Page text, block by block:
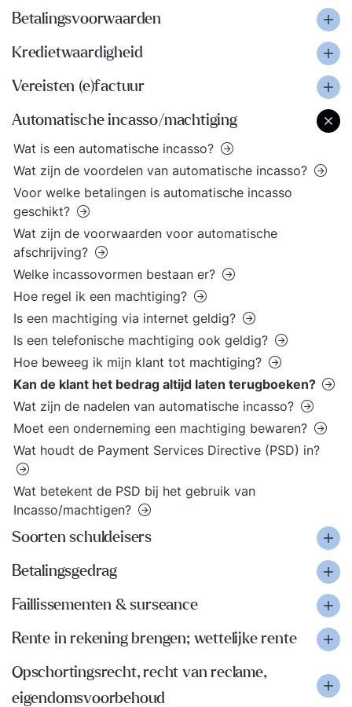
Betalingsvoorwaarden
Kredietwaardigheid
Vereisten (e)factuur
Automatische incasso/machtiging
Wat is een automatische incasso?
Wat zijn de voordelen van automatische incasso?
Voor welke betalingen is automatische incasso
geschikt?
Wat zijn de voorwaarden voor automatische
afschrijving?
Welke incassovormen bestaan er?
Hoe regel ik een machtiging?
Is een machtiging via internet geldig?
Is een telefonische machtiging ook geldig?
Hoe beweeg ik mijn klant tot machtiging?
Kan de klant het bedrag altijd laten terugboeken?
Wat zijn de nadelen van automatische incasso?
Moet een onderneming een machtiging bewaren?
Wat houdt de Payment Services Directive (PSD) in?
Wat betekent de PSD bij het gebruik van
Incasso/machtigen?
Soorten schuldeisers
Betalingsgedrag
Faillissementen & surseance
Rente in rekening brengen; wettelijke rente
Opschortingsrecht, recht van reclame,
eigendomsvoorbehoud